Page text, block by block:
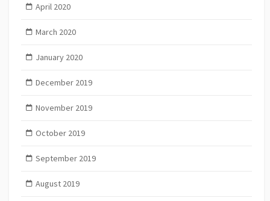
April 2020
March 2020
January 2020
December 2019
November 2019
October 2019
September 2019
August 2019